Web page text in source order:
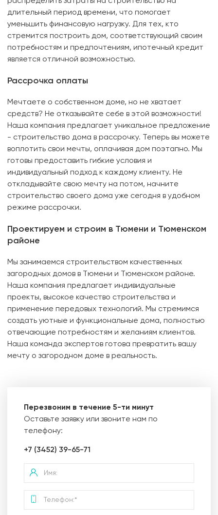
длительный период времени, что помогает
уменьшить финансовую нагрузку. Для тех, кто
стремится построить дом, соответствующий своим
потребностям и предпочтениям, ипотечный кредит
является отличной возможностью.
Рассрочка оплаты
Мечтаете о собственном доме, но не хватает
средств? Не отказывайте себе в этой возможности!
Наша компания предлагает уникальное предложение
- строительство дома в рассрочку. Теперь вы можете
воплотить свои мечты, оплачивая дом поэтапно. Мы
готовы предоставить гибкие условия и
индивидуальный подход к каждому клиенту. Не
откладывайте свою мечту на потом, начните
строительство своего дома уже сегодня в удобном
режиме рассрочки.
Проектируем и строим в Тюмени и Тюменском
районе
Мы занимаемся строительством качественных
загородных домов в Тюмени и Тюменском районе.
Наша компания предлагает индивидуальные
проекты, высокое качество строительства и
применение передовых технологий. Мы стремимся
создать уютные и функциональные дома, полностью
отвечающие потребностям и желаниям клиентов.
Наша команда экспертов готова превратить вашу
мечту о загородном доме в реальность.
Перезвоним в течение 5-ти минут
Оставьте заявку или звоните нам по
телефону:
+7 (3452) 39-65-71